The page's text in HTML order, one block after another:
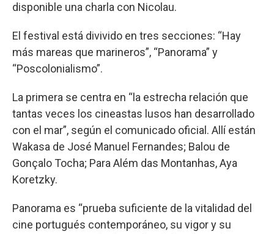
disponible una charla con Nicolau.
El festival está divivido en tres secciones: “Hay
más mareas que marineros”, “Panorama” y
“Poscolonialismo”.
La primera se centra en “la estrecha relación que
tantas veces los cineastas lusos han desarrollado
con el mar”, según el comunicado oficial. Allí están
Wakasa de José Manuel Fernandes; Balou de
Gonçalo Tocha; Para Além das Montanhas, Aya
Koretzky.
Panorama es “prueba suficiente de la vitalidad del
cine portugués contemporáneo, su vigor y su